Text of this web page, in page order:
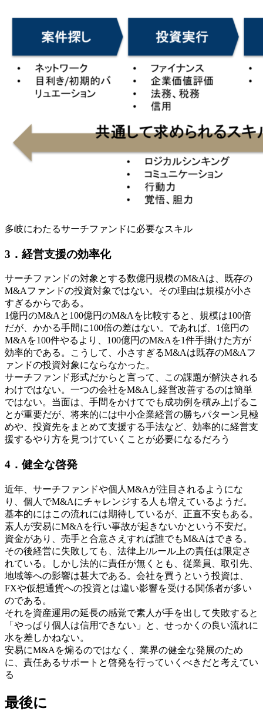
多岐にわたるサーチファンドに必要なスキル
3．経営支援の効率化
サーチファンドの対象とする数億円規模のM&Aは、既存の
M&Aファンドの投資対象ではない。その理由は規模が小さ
すぎるからである。
1億円のM&Aと100億円のM&Aを比較すると、規模は100倍
だが、かかる手間に100倍の差はない。であれば、1億円の
M&Aを100件やるより、100億円のM&Aを1件手掛けた方が
効率的である。こうして、小さすぎるM&Aは既存のM&Aフ
ァンドの投資対象にならなかった。
サーチファンド形式だからと言って、この課題が解決される
わけではない。一つの会社をM&Aし経営改善するのは簡単
ではない。当面は、手間をかけてでも成功例を積み上げるこ
とが重要だが、将来的には中小企業経営の勝ちパターン見極
めや、投資先をまとめて支援する手法など、効率的に経営支
援するやり方を見つけていくことが必要になるだろう
4．健全な啓発
近年、サーチファンドや個人M&Aが注目されるようにな
り、個人でM&Aにチャレンジする人も増えているようだ。
基本的にはこの流れには期待しているが、正直不安もある。
素人が安易にM&Aを行い事故が起きないかという不安だ。
資金があり、売手と合意さえすれば誰でもM&Aはできる。
その後経営に失敗しても、法律上/ルール上の責任は限定さ
れている。しかし法的に責任が無くとも、従業員、取引先、
地域等への影響は甚大である。会社を買うという投資は、
FXや仮想通貨への投資とは違い影響を受ける関係者が多い
のである。
それを資産運用の延長の感覚で素人が手を出して失敗すると
「やっぱり個人は信用できない」と、せっかくの良い流れに
水を差しかねない。
安易にM&Aを煽るのではなく、業界の健全な発展のため
に、責任あるサポートと啓発を行っていくべきだと考えてい
る
最後に